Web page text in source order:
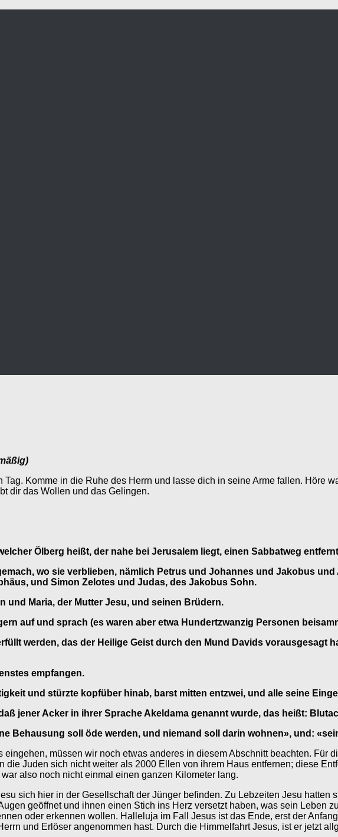
Komme in die Ruhe des Herrn und lasse dich in seine Arme fallen. Höre
dir das Wollen und das Gelingen.
Ölberg heißt, der nahe bei Jerusalem liegt, einen Sabbatweg
wo sie verblieben, nämlich Petrus und Johannes und Jakobus
und Simon Zelotes und Judas, des Jakobus Sohn.
und Maria, der Mutter Jesu, und seinen Brüdern.
auf und sprach (es waren aber etwa Hundertzwanzig Personen
werden, das der Heilige Geist durch den Mund Davids vorausgesagt
empfangen.
und stürzte kopfüber hinab, barst mitten entzwei, und alle seine
jener Acker in ihrer Sprache Akeldama genannt wurde, das heißt:
Behausung soll öde werden, und niemand soll darin wohnen», und:
müssen wir noch etwas anderes in diesem Abschnitt beachten. Für
die Juden sich nicht weiter als 2000 Ellen von ihrem Haus entfernen; diese
also noch nicht einmal einen ganzen Kilometer lang.
sich hier in der Gesellschaft der Jünger befinden. Zu Lebzeiten Jesu hatten
geöffnet und ihnen einen Stich ins Herz versetzt haben, was sein Leben
oder erkennen wollen. Halleluja im Fall Jesus ist das Ende, erst der
und Erlöser angenommen hast. Durch die Himmelfahrt Jesus, ist er jetzt